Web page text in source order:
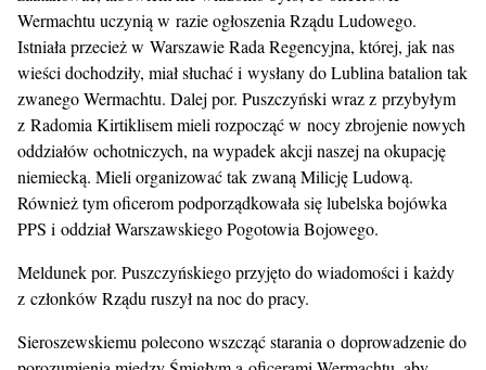
Wermachtu uczynią w razie ogłoszenia Rządu Ludowego.
Istniała przecież w Warszawie Rada Regencyjna, której, jak nas
wieści dochodziły, miał słuchać i wysłany do Lublina batalion tak
zwanego Wermachtu. Dalej por. Puszczyński wraz z przybyłym
z Radomia Kirtiklisem mieli rozpocząć w nocy zbrojenie nowych
oddziałów ochotniczych, na wypadek akcji naszej na okupację
niemiecką. Mieli organizować tak zwaną Milicję Ludową.
Również tym oficerom podporządkowała się lubelska bojówka
PPS i oddział Warszawskiego Pogotowia Bojowego.
Meldunek por. Puszczyńskiego przyjęto do wiadomości i każdy
z członków Rządu ruszył na noc do pracy.
Sieroszewskiemu polecono wszcząć starania o doprowadzenie do